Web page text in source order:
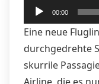
Audio-
Player
00:00
Eine neue
durchgedrehte
skurrile
Airline, die es